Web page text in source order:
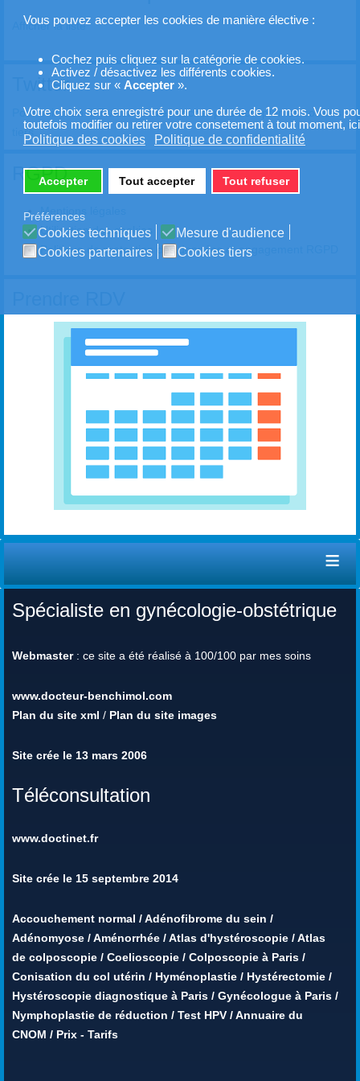
Vous pouvez accepter les cookies de manière élective :
Cochez puis cliquez sur la catégorie de cookies.
Activez / désactivez les différents cookies.
Cliquez sur « Accepter».
Votre choix sera enregistré pour une durée de 12 mois. Vous
toutefois modifier ou retirer votre consetement à tout moment,
Politique des cookies Politique de confidentialité
Accepter Tout accepter Tout refuser
Préférences
Cookies techniques
Mesure d'audience
Cookies partenaires
Cookies tiers
Afficher la liste
Twitter
Pour voir mon fil Twitter veuillez cocher puis accepter les cookies
tiers
RGPD
Mentions légales
Utilisation des cookies
Politique de protection des données et engagement RGPD
≡
Spécialiste en gynécologie-obstétrique
Webmaster: ce site a été réalisé à 100/100 par mes soins
www.docteur-benchimol.com
Plan du site xml / Plan du site images
Site crée le 13 mars 2006
Téléconsultation
www.doctinet.fr
Site crée le 15 septembre 2014
Accouchement normal /Adénofibrome du sein /
Adénomyose /Aménorrhée /Atlas d'hystéroscopie /Atlas
de colposcopie / Coelioscopie / Colposcopie à Paris /
Conisation du col utérin / Hyménoplastie / Hystérectomie /
Hystéroscopie diagnostique à Paris / Gynécologue à Paris /
Nymphoplastie de réduction / Test HPV /Annuaire du
CNOM / Prix - Tarifs